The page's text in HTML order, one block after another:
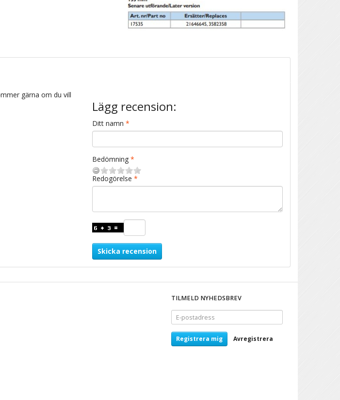
gärna om du vill
Lägg recension:
Ditt namn
Bedömning
Redogörelse
Skicka recension
TILMELD NYHEDSBREV
E-
postadress
Registrera mig Avregistrera